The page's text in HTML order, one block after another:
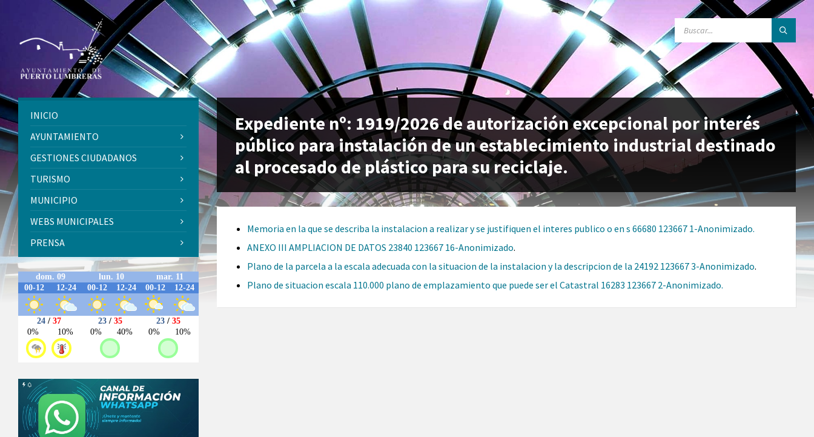
sidebar
BUSCAR:
Expediente nº: 1919/2026 de autorización excepcional por interés
público para instalación de un establecimiento industrial destinado
al procesado de plástico para su reciclaje.
Memoria en la que se describa la instalacion a realizar y se justifiquen el interes publico o en s 66680 123667 1-Anonimizado.
ANEXO III AMPLIACION DE DATOS 23840 123667 16-Anonimizado.
Plano de la parcela a la escala adecuada con la situacion de la instalacion y la descripcion de la 24192 123667 3-Anonimizado.
Plano de situacion escala 110.000 plano de emplazamiento que puede ser el Catastral 16283 123667 2-Anonimizado.
INICIO
AYUNTAMIENTO
GESTIONES CIUDADANOS
TURISMO
MUNICIPIO
WEBS MUNICIPALES
PRENSA